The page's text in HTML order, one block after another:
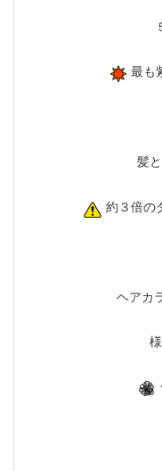
最も
髪
約３倍の
ヘアカ